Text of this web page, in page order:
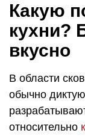
Какую
кухни?
вкусно
В области
обычно
относительно